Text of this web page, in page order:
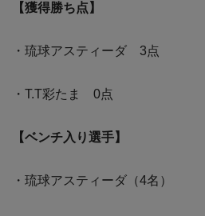
【獲得勝ち点】
・琉球アスティーダ 3点
・T.T彩たま 0点
【ベンチ入り選手】
・琉球アスティーダ（4名）